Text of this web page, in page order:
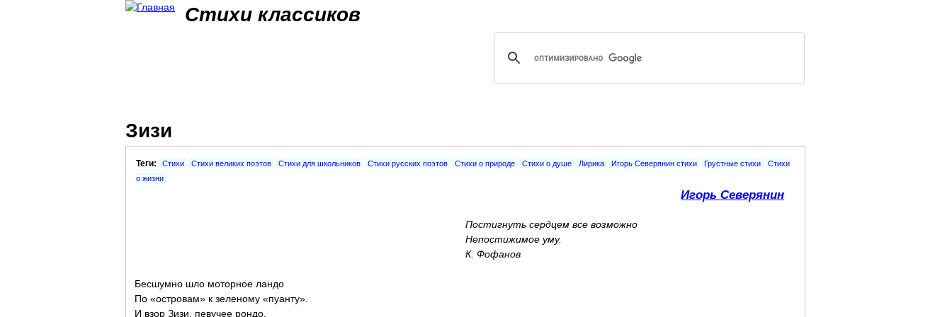
Стихи классиков
Зизи
Теги: Стихи Стихи великих поэтов Стихи для школьников Стихи русских поэтов Стихи о природе Стихи о душе Лирика Игорь Северянин стихи Грустные стихи
Стихи
о жизни
Игорь Северянин
Постигнуть сердцем все возможно
Непостижимое уму.
К. Фофанов
Бесшумно шло моторное ландо
По «островам» к зеленому «пуанту».
И взор Зизи, певучее рондо,